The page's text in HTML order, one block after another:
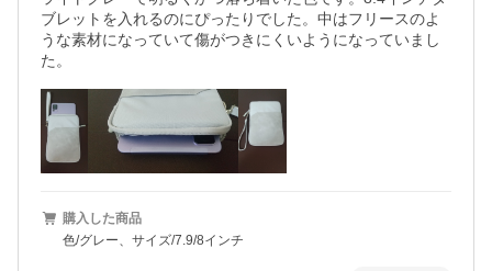
ブレットを入れるのにぴったりでした。中はフリースのよ
うな素材になっていて傷がつきにくいようになっていまし
た。
購入した商品
色/グレー、サイズ/7.9/8インチ